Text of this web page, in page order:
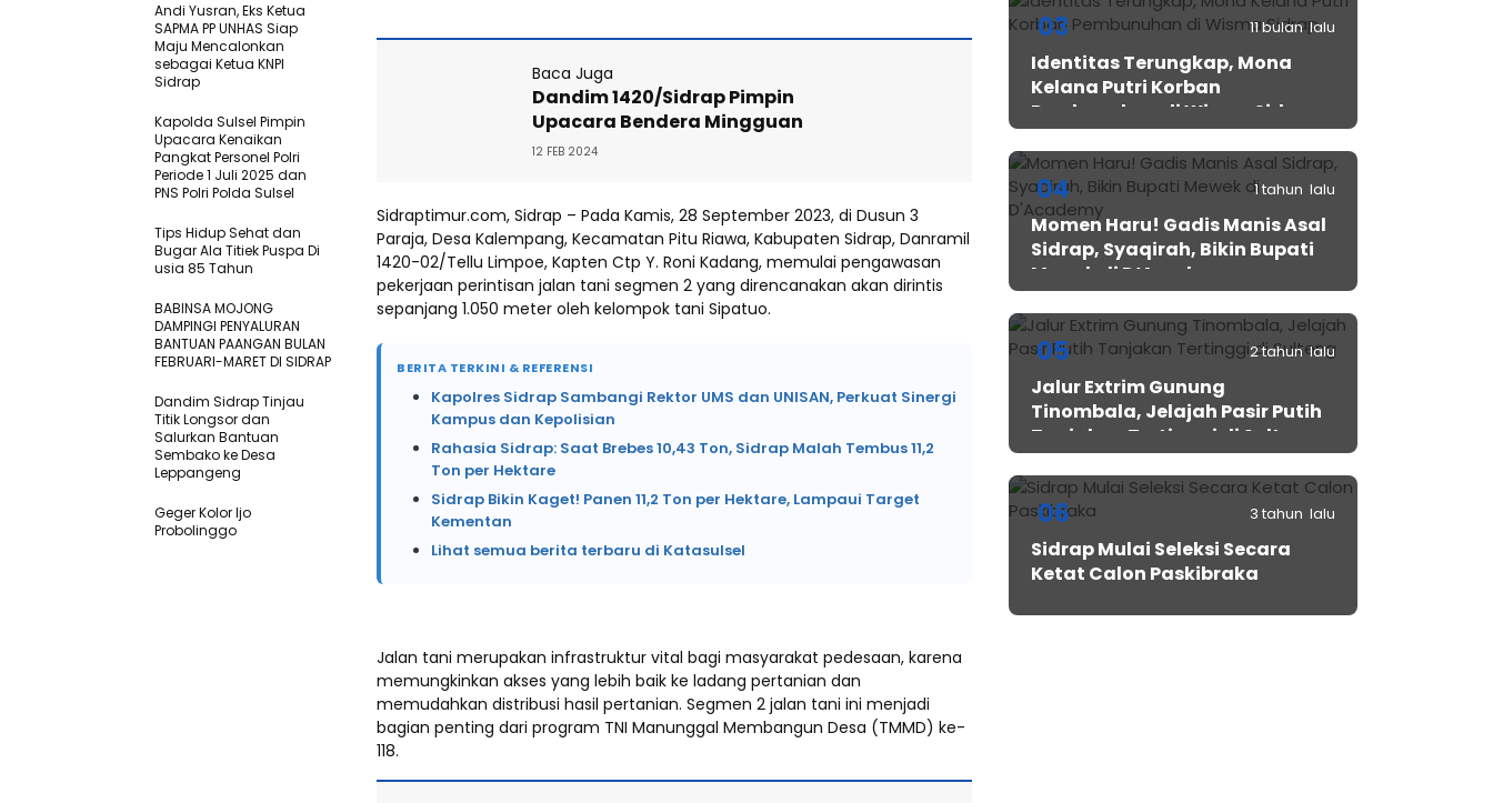
Baca Juga
Dandim 1420/Sidrap Pimpin
Upacara Bendera Mingguan
12 FEB 2024
Sidraptimur.com, Sidrap – Pada Kamis, 28 September 2023, di Dusun 3
Paraja, Desa Kalempang, Kecamatan Pitu Riawa, Kabupaten Sidrap, Danramil
1420-02/Tellu Limpoe, Kapten Ctp Y. Roni Kadang, memulai pengawasan
pekerjaan perintisan jalan tani segmen 2 yang direncanakan akan dirintis
sepanjang 1.050 meter oleh kelompok tani Sipatuo.
BERITA TERKINI & REFERENSI
Kapolres Sidrap Sambangi Rektor UMS dan UNISAN, Perkuat Sinergi
Kampus dan Kepolisian
Rahasia Sidrap: Saat Brebes 10,43 Ton, Sidrap Malah Tembus 11,2
Ton per Hektare
Sidrap Bikin Kaget! Panen 11,2 Ton per Hektare, Lampaui Target
Kementan
Lihat semua berita terbaru di Katasulsel
Jalan tani merupakan infrastruktur vital bagi masyarakat pedesaan, karena
memungkinkan akses yang lebih baik ke ladang pertanian dan
memudahkan distribusi hasil pertanian. Segmen 2 jalan tani ini menjadi
bagian penting dari program TNI Manunggal Membangun Desa (TMMD) ke-
118.
Andi Yusran, Eks Ketua
SAPMA PP UNHAS Siap
Maju Mencalonkan
sebagai Ketua KNPI
Sidrap
Kapolda Sulsel Pimpin
Upacara Kenaikan
Pangkat Personel Polri
Periode 1 Juli 2025 dan
PNS Polri Polda Sulsel
Tips Hidup Sehat dan
Bugar Ala Titiek Puspa Di
usia 85 Tahun
BABINSA MOJONG
DAMPINGI PENYALURAN
BANTUAN PAANGAN BULAN
FEBRUARI-MARET DI SIDRAP
Dandim Sidrap Tinjau
Titik Longsor dan
Salurkan Bantuan
Sembako ke Desa
Leppangeng
Geger Kolor Ijo
Probolinggo
03 11 bulan lalu
Identitas Terungkap, Mona
Kelana Putri Korban
Pembunuhan di Wisma Sidrap
04 1 tahun lalu
Momen Haru! Gadis Manis Asal
Sidrap, Syaqirah, Bikin Bupati
Mewek di D’Academy​
05 2 tahun lalu
Jalur Extrim Gunung
Tinombala, Jelajah Pasir Putih
Tanjakan Tertinggi di Sulteng
06 3 tahun lalu
Sidrap Mulai Seleksi Secara
Ketat Calon Paskibraka